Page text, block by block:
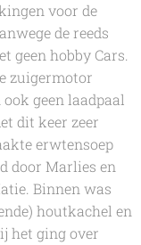
voor de
de reeds
geen hobby Cars.
zuigermotor
geen laadpaal
dit keer zeer
erwtensoep
door Marlies en
Binnen was
houtkachel en
het ging over